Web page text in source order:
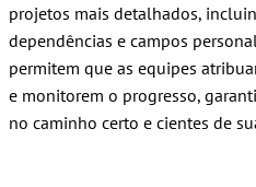
projetos mais detalhados,
dependências e campos
permitem que as equipes
e monitorem o progresso,
no caminho certo e cientes de